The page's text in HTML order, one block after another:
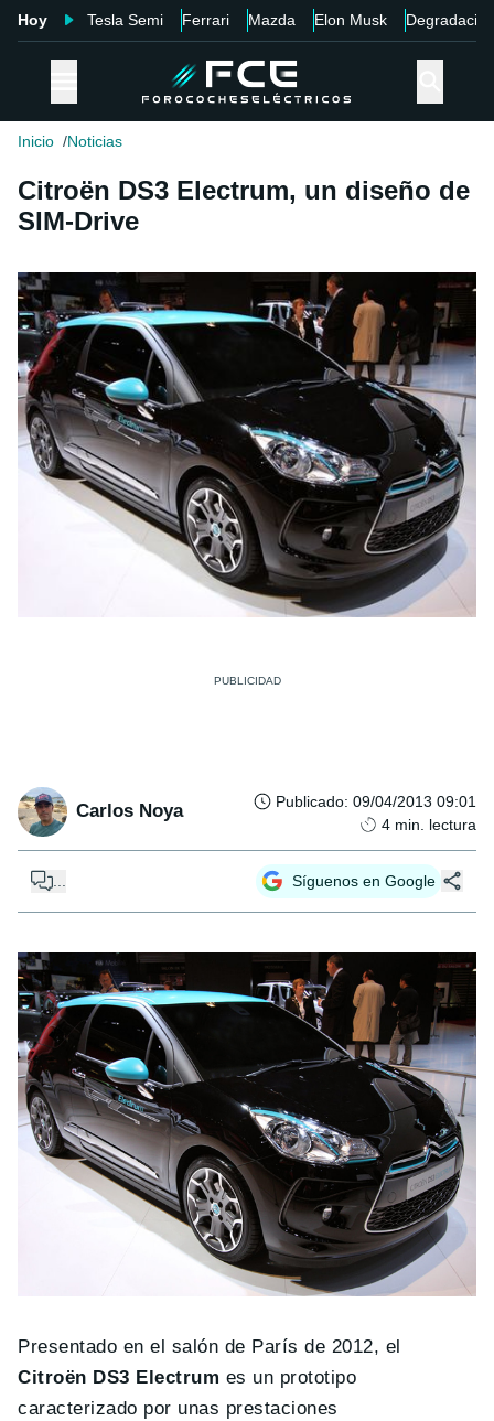
Hoy Tesla Semi Ferrari Mazda Elon Musk Degradación
Inicio Noticias
Citroën DS3 Electrum, un diseño de
SIM-Drive
Carlos Noya Publicado: 09/04/2013 09:01
4 min. lectura
Síguenos en Google
Presentado en el salón de París de 2012, el
Citroën DS3 Electrum es un prototipo
caracterizado por unas prestaciones